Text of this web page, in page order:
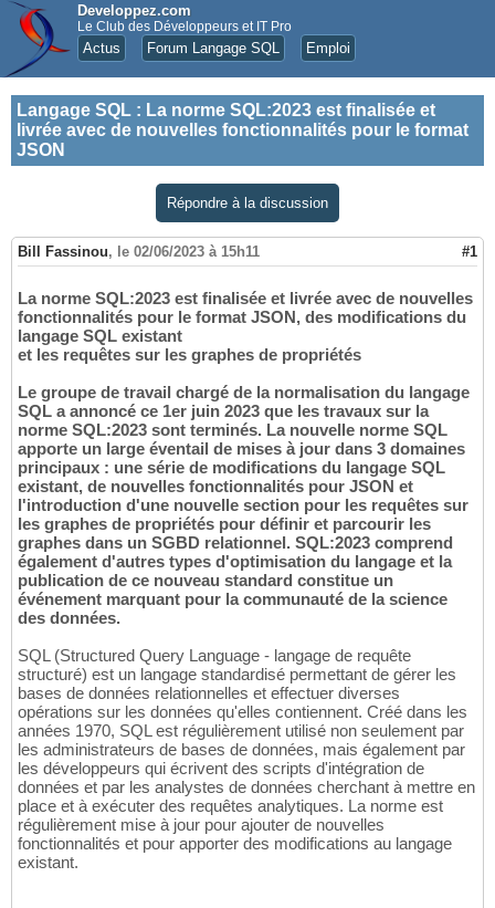
Developpez.com
Le Club des Développeurs et IT Pro
Actus Forum Langage SQL Emploi
Langage SQL : La norme SQL:2023 est finalisée et
livrée avec de nouvelles fonctionnalités pour le format
JSON
Répondre à la discussion
Bill Fassinou, le 02/06/2023 à 15h11 #1
La norme SQL:2023 est finalisée et livrée avec de nouvelles
fonctionnalités pour le format JSON, des modifications du
langage SQL existant
et les requêtes sur les graphes de propriétés
Le groupe de travail chargé de la normalisation du langage
SQL a annoncé ce 1er juin 2023 que les travaux sur la
norme SQL:2023 sont terminés. La nouvelle norme SQL
apporte un large éventail de mises à jour dans 3 domaines
principaux : une série de modifications du langage SQL
existant, de nouvelles fonctionnalités pour JSON et
l'introduction d'une nouvelle section pour les requêtes sur
les graphes de propriétés pour définir et parcourir les
graphes dans un SGBD relationnel. SQL:2023 comprend
également d'autres types d'optimisation du langage et la
publication de ce nouveau standard constitue un
événement marquant pour la communauté de la science
des données.
SQL (Structured Query Language - langage de requête
structuré) est un langage standardisé permettant de gérer les
bases de données relationnelles et effectuer diverses
opérations sur les données qu'elles contiennent. Créé dans les
années 1970, SQL est régulièrement utilisé non seulement par
les administrateurs de bases de données, mais également par
les développeurs qui écrivent des scripts d'intégration de
données et par les analystes de données cherchant à mettre en
place et à exécuter des requêtes analytiques. La norme est
régulièrement mise à jour pour ajouter de nouvelles
fonctionnalités et pour apporter des modifications au langage
existant.